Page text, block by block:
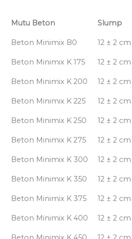
Mutu Beton Slump
Beton Minimix B0 12 ± 2 cm
Beton Minimix K 175 12 ± 2 cm
Beton Minimix K 200 12 ± 2 cm
Beton Minimix K 225 12 ± 2 cm
Beton Minimix K 250 12 ± 2 cm
Beton Minimix K 275 12 ± 2 cm
Beton Minimix K 300 12 ± 2 cm
Beton Minimix K 350 12 ± 2 cm
Beton Minimix K 375 12 ± 2 cm
Beton Minimix K 400 12 ± 2 cm